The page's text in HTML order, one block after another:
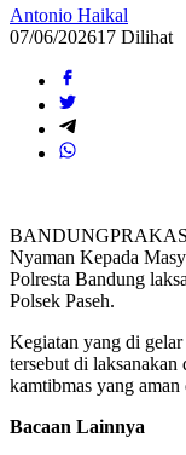
Antonio Haikal
07/06/202617 Dilihat
Nyaman Kepada
Polresta Bandung
Polsek Paseh.
Kegiatan yang di
tersebut di
kamtibmas yang
Bacaan Lainnya